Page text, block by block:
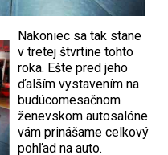
Nakoniec sa tak stane
v tretej štvrtine tohto
roka. Ešte pred jeho
ďalším vystavením na
budúcomesačnom
ženevskom autosalóne
vám prinášame celkový
pohľad na auto.